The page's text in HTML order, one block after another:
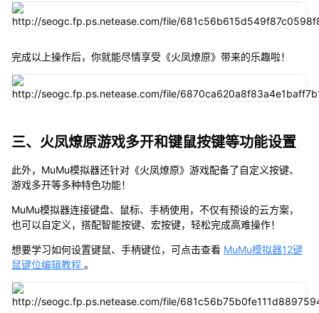
完成以上操作后，你就能尽情享受《火凤燎原》带来的乐趣啦！
三、火凤燎原游戏多开和键鼠按键等功能设置
此外，MuMu模拟器还针对《火凤燎原》游戏配备了自定义按键、
游戏多开等多种特色功能！
MuMu模拟器连接键盘、鼠标、手柄使用，不仅有预设的云方案，
也可以自定义，搭配智能按键、宏按键，轻松完成高难操作！
想要学习如何设置键鼠、手柄键位，可点击查看 MuMu模拟器12键
鼠键位编辑教程 。